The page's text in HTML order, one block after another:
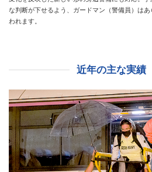
な判断が下せるよう、ガードマン（警備員）は
われます。
近年の主な実績